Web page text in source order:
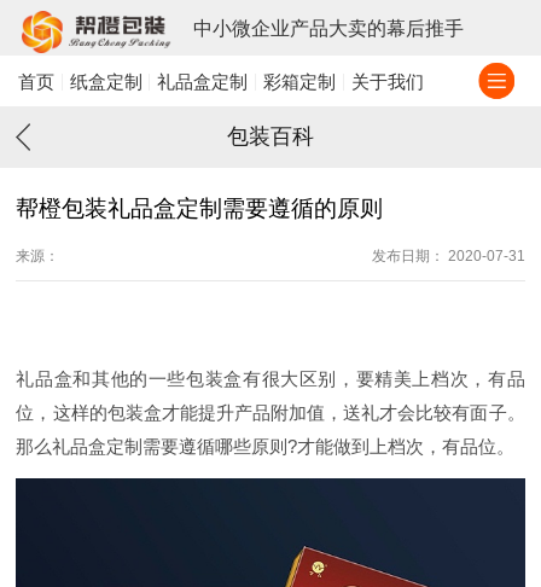
中小微企业产品大卖的幕后推手
首页 纸盒定制 礼品盒定制 彩箱定制 关于我们
包装百科
帮橙包装礼品盒定制需要遵循的原则
来源： 发布日期： 2020-07-31
礼品盒和其他的一些包装盒有很大区别，要精美上档次，有品
位，这样的包装盒才能提升产品附加值，送礼才会比较有面子。
那么礼品盒定制需要遵循哪些原则?才能做到上档次，有品位。